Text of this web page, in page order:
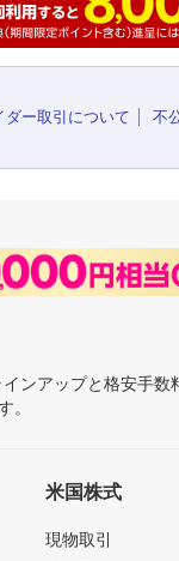
ダー取引について
不
ンアップと格安手
。
米国株式
現物取引